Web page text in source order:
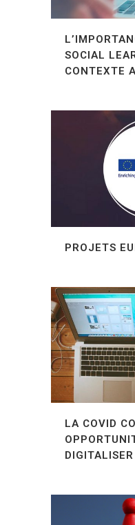
SOCIAL
CONTEXTE
PROJETS
LA COVID